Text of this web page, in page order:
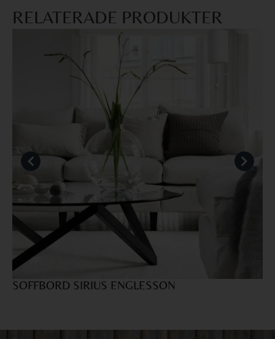
RELATERADE PRODUKTER
SOFFBORD SIRIUS ENGLESSON